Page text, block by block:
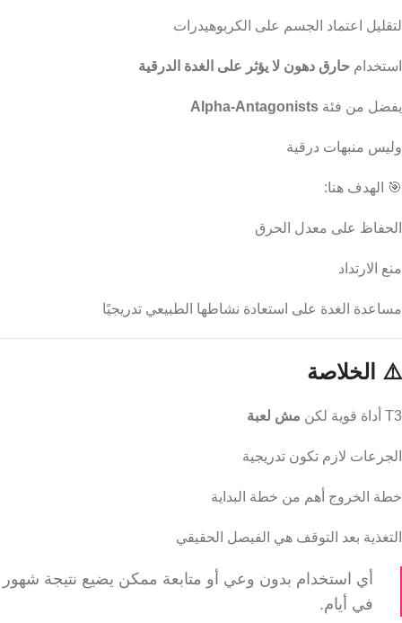
لتقليل اعتماد الجسم على الكربوهيدرات
استخدام حارق دهون لا يؤثر على الغدة الدرقية
يفضل من فئة Alpha-Antagonists
وليس منبهات درقية
🎯 الهدف هنا:
الحفاظ على معدل الحرق
منع الارتداد
مساعدة الغدة على استعادة نشاطها الطبيعي تدريجيًا
⚠️ الخلاصة
T3 أداة قوية لكن مش لعبة
الجرعات لازم تكون تدريجية
خطة الخروج أهم من خطة البداية
التغذية بعد التوقف هي الفيصل الحقيقي
أي استخدام بدون وعي أو متابعة ممكن يضيع نتيجة شهور
في أيام.